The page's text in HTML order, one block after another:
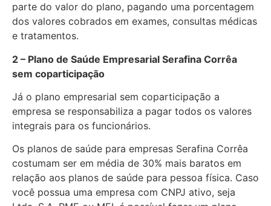
parte do valor do plano, pagando uma porcentagem
dos valores cobrados em exames, consultas médicas
e tratamentos.
2 – Plano de Saúde Empresarial Serafina Corrêa
sem coparticipação
Já o plano empresarial sem coparticipação a
empresa se responsabiliza a pagar todos os valores
integrais para os funcionários.
Os planos de saúde para empresas Serafina Corrêa
costumam ser em média de 30% mais baratos em
relação aos planos de saúde para pessoa física. Caso
você possua uma empresa com CNPJ ativo, seja